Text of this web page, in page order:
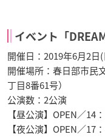
イベント「
開催日：2019年6月2日
開催場所：春日部市民
丁目8番61号）
公演数：2公演
【昼公演】OPEN／14
【夜公演】OPEN／17